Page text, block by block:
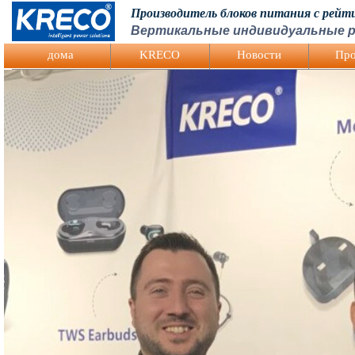
Logo Picture
Производитель блоков питания с
Вертикальные индивидуальные
дома KRECO Hовости